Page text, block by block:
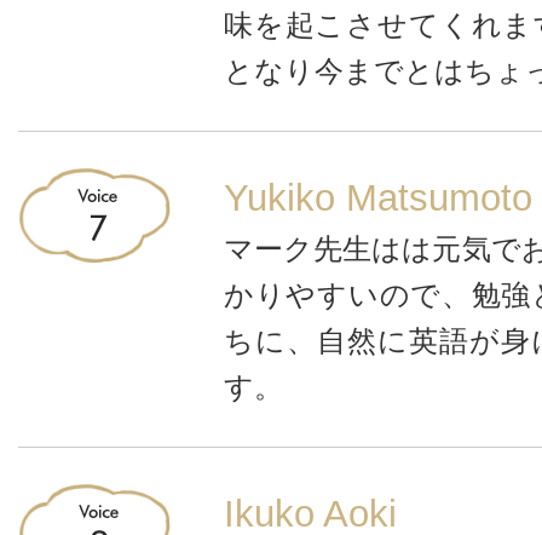
味を起こさせてくれ
となり今までとはちょ
Yukiko Matsumoto
マーク先生はは元気で
かりやすいので、勉
ちに、自然に英語が
す。
Ikuko Aoki